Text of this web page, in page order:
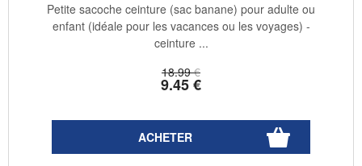
18.99 €
9.45€
Petite sacoche ceinture (sac banane) pour adulte ou
enfant (idéale pour les vacances ou les voyages) -
ceinture ...